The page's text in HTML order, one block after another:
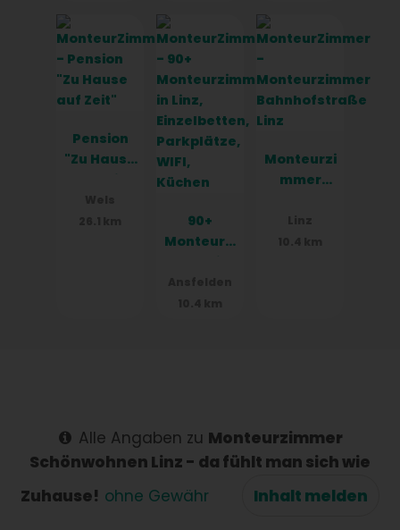
Pension
"Zu Hause
90+
Monteurzi
Monteurzi
mmer
Alle Angaben zu Monteurzimmer
Schönwohnen Linz - da fühlt man sich wie
Zuhause! ohne Gewähr Inhalt melden